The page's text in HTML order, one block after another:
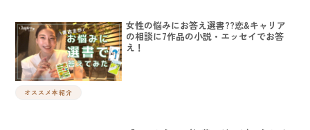
オススメ本紹介
女性の悩みにお答え選書??恋&キャリア
の相談に7作品の小説・エッセイでお答
え！